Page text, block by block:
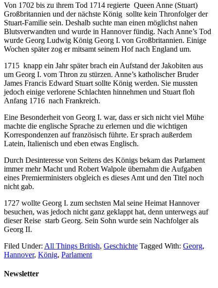
Von 1702 bis zu ihrem Tod 1714 regierte Queen Anne (Stuart)
Großbritannien und der nächste König sollte kein Thronfolger der
Stuart-Familie sein. Deshalb suchte man einen möglichst nahen
Blutsverwandten und wurde in Hannover fündig. Nach Anne’s Tod
wurde Georg Ludwig König Georg I. von Großbritannien. Einige
Wochen später zog er mitsamt seinem Hof nach England um.
1715 knapp ein Jahr später brach ein Aufstand der Jakobiten aus
um Georg I. vom Thron zu stürzen. Anne’s katholischer Bruder
James Francis Edward Stuart sollte König werden. Sie mussten
jedoch einige verlorene Schlachten hinnehmen und Stuart floh
Anfang 1716 nach Frankreich.
Eine Besonderheit von Georg I. war, dass er sich nicht viel Mühe
machte die englische Sprache zu erlernen und die wichtigen
Korrespondenzen auf französisch führte. Er sprach außerdem
Latein, Italienisch und eben etwas Englisch.
Durch Desinteresse von Seitens des Königs bekam das Parlament
immer mehr Macht und Robert Walpole übernahm die Aufgaben
eines Premierministers obgleich es dieses Amt und den Titel noch
nicht gab.
1727 wollte Georg I. zum sechsten Mal seine Heimat Hannover
besuchen, was jedoch nicht ganz geklappt hat, denn unterwegs auf
dieser Reise starb Georg. Sein Sohn wurde sein Nachfolger als
Georg II.
Filed Under: All Things British, Geschichte Tagged With: Georg,
Hannover, König, Parlament
Newsletter